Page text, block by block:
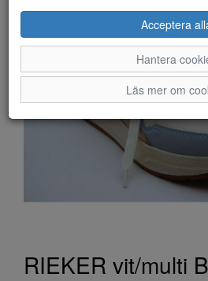
RIEKER vit/multi
Acceptera
Hantera
Läs mer om